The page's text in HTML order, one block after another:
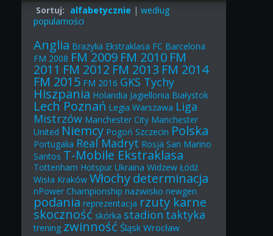
Sortuj: alfabetycznie | według
popularności
Anglia Brazylia Ekstraklasa FC Barcelona
FM 2008 FM 2009 FM 2010 FM
2011 FM 2012 FM 2013 FM 2014
FM 2015 FM 2016 GKS Tychy
Hiszpania Holandia Jagiellonia Białystok
Lech Poznań Legia Warszawa Liga
Mistrzów Manchester City Manchester
United Niemcy Pogoń Szczecin Polska
Portugalia Real Madryt Rosja San Marino
Santos T-Mobile Ekstraklasa
Tottenham Hotspur Ukraina Widzew Łódź
Wisła Kraków Włochy determinacja
nPower Championship nazwisko newgen
podania reprezentacja rzuty karne
skoczność skórka stadiontaktyka
trening zwinność Śląsk Wrocław